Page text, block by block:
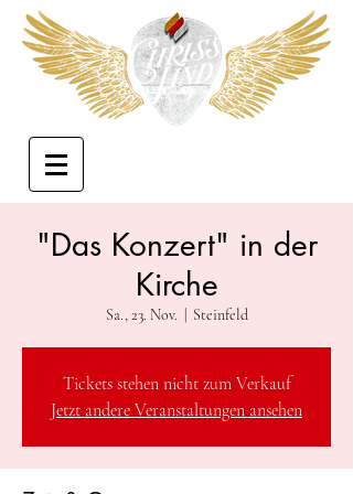
"Das Konzert" in der
Kirche
Sa., 23. Nov. Steinfeld
Tickets stehen nicht zum Verkauf
Jetzt andere Veranstaltungen ansehen